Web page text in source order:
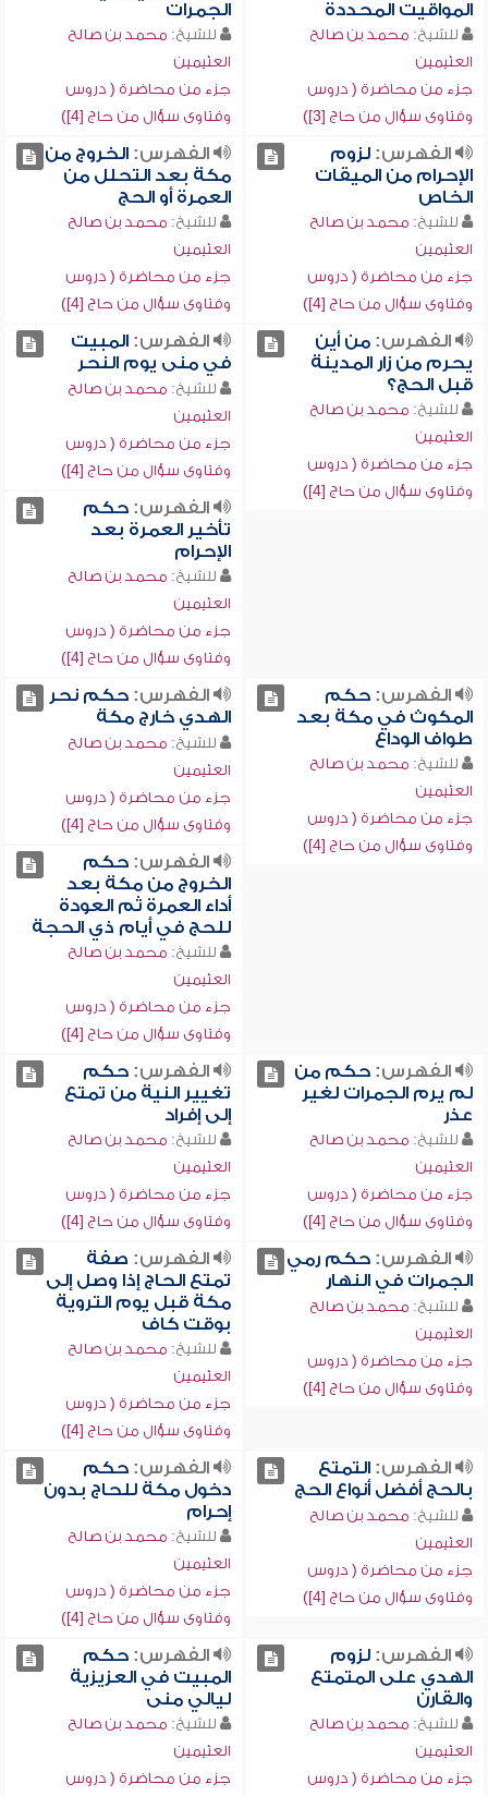
المواقيت المحددة
للشيخ: محمد بن صالح
العثيمين
جزء من محاضرة ( دروس
وفتاوى سؤال من حاج [3])
الجمرات
للشيخ: محمد بن صالح
العثيمين
جزء من محاضرة ( دروس
وفتاوى سؤال من حاج [4])
الفهرس:لزوم
الإحرام من الميقات
الخاص
للشيخ: محمد بن صالح
العثيمين
جزء من محاضرة ( دروس
وفتاوى سؤال من حاج [4])
الفهرس:الخروج من
مكة بعد التحلل من
العمرة أو الحج
للشيخ: محمد بن صالح
العثيمين
جزء من محاضرة ( دروس
وفتاوى سؤال من حاج [4])
الفهرس:من أين
يحرم من زار المدينة
قبل الحج؟
للشيخ: محمد بن صالح
العثيمين
جزء من محاضرة ( دروس
وفتاوى سؤال من حاج [4])
الفهرس:المبيت
في منى يوم النحر
للشيخ: محمد بن صالح
العثيمين
جزء من محاضرة ( دروس
وفتاوى سؤال من حاج [4])
الفهرس:حكم
تأخير العمرة بعد
الإحرام
للشيخ: محمد بن صالح
العثيمين
جزء من محاضرة ( دروس
وفتاوى سؤال من حاج [4])
الفهرس:حكم
المكوث في مكة بعد
طواف الوداع
للشيخ: محمد بن صالح
العثيمين
جزء من محاضرة ( دروس
وفتاوى سؤال من حاج [4])
الفهرس:حكم نحر
الهدي خارج مكة
للشيخ: محمد بن صالح
العثيمين
جزء من محاضرة ( دروس
وفتاوى سؤال من حاج [4])
الفهرس:حكم
الخروج من مكة بعد
أداء العمرة ثم العودة
للحج في أيام ذي الحجة
للشيخ: محمد بن صالح
العثيمين
جزء من محاضرة ( دروس
وفتاوى سؤال من حاج [4])
الفهرس:حكم من
لم يرم الجمرات لغير
عذر
للشيخ: محمد بن صالح
العثيمين
جزء من محاضرة ( دروس
وفتاوى سؤال من حاج [4])
الفهرس:حكم
تغيير النية من تمتع
إلى إفراد
للشيخ: محمد بن صالح
العثيمين
جزء من محاضرة ( دروس
وفتاوى سؤال من حاج [4])
الفهرس:حكم رمي
الجمرات في النهار
للشيخ: محمد بن صالح
العثيمين
جزء من محاضرة ( دروس
وفتاوى سؤال من حاج [4])
الفهرس: صفة
تمتع الحاج إذا وصل إلى
مكة قبل يوم التروية
بوقت كاف
للشيخ: محمد بن صالح
العثيمين
جزء من محاضرة ( دروس
وفتاوى سؤال من حاج [4])
الفهرس:التمتع
بالحج أفضل أنواع الحج
للشيخ: محمد بن صالح
العثيمين
جزء من محاضرة ( دروس
وفتاوى سؤال من حاج [4])
الفهرس:حكم
دخول مكة للحاج بدون
إحرام
للشيخ: محمد بن صالح
العثيمين
جزء من محاضرة ( دروس
وفتاوى سؤال من حاج [4])
الفهرس:لزوم
الهدي على المتمتع
والقارن
للشيخ: محمد بن صالح
العثيمين
جزء من محاضرة ( دروس
الفهرس:حكم
المبيت في العزيزية
ليالي منى
للشيخ: محمد بن صالح
العثيمين
جزء من محاضرة ( دروس